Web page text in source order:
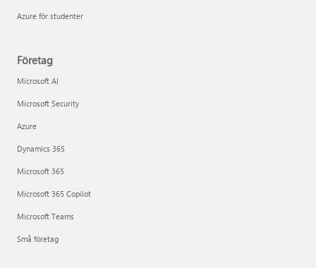
Azure för studenter
Företag
Microsoft AI
Microsoft Security
Azure
Dynamics 365
Microsoft 365
Microsoft 365 Copilot
Microsoft Teams
Små företag